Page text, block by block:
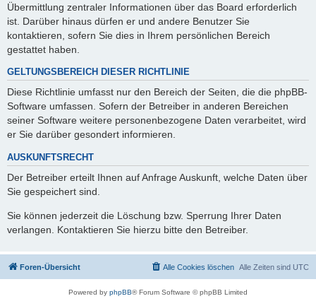
Übermittlung zentraler Informationen über das Board erforderlich
ist. Darüber hinaus dürfen er und andere Benutzer Sie
kontaktieren, sofern Sie dies in Ihrem persönlichen Bereich
gestattet haben.
GELTUNGSBEREICH DIESER RICHTLINIE
Diese Richtlinie umfasst nur den Bereich der Seiten, die die phpBB-
Software umfassen. Sofern der Betreiber in anderen Bereichen
seiner Software weitere personenbezogene Daten verarbeitet, wird
er Sie darüber gesondert informieren.
AUSKUNFTSRECHT
Der Betreiber erteilt Ihnen auf Anfrage Auskunft, welche Daten über
Sie gespeichert sind.
Sie können jederzeit die Löschung bzw. Sperrung Ihrer Daten
verlangen. Kontaktieren Sie hierzu bitte den Betreiber.
Foren-Übersicht Alle Zeiten sind UTC
Alle Cookies löschen
Powered by phpBB® Forum Software © phpBB Limited